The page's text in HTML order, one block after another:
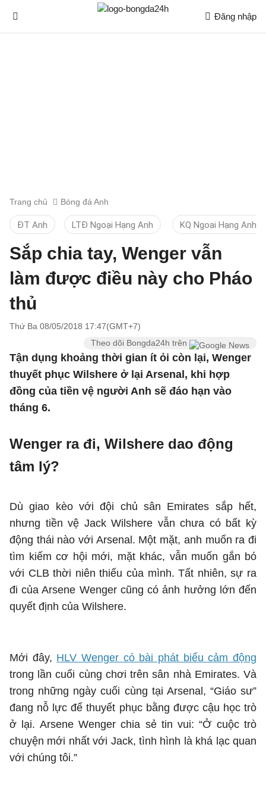
Đăng nhập
Trang chủ Bóng đá Anh
ĐT Anh LTĐ Ngoại Hạng Anh KQ Ngoại Hạng Anh
Sắp chia tay, Wenger vẫn
làm được điều này cho Pháo
thủ
Thứ Ba 08/05/2018 17:47(GMT+7)
Theo dõi Bongda24h trên
Tận dụng khoảng thời gian ít ỏi còn lại, Wenger
thuyết phục Wilshere ở lại Arsenal, khi hợp
đồng của tiền vệ người Anh sẽ đáo hạn vào
tháng 6.
Wenger ra đi, Wilshere dao động
tâm lý?
Dù giao kèo với đội chủ sân Emirates sắp hết,
nhưng tiền vệ Jack Wilshere vẫn chưa có bất kỳ
động thái nào với Arsenal. Một mặt, anh muốn ra đi
tìm kiếm cơ hội mới, mặt khác, vẫn muốn gắn bó
với CLB thời niên thiếu của mình. Tất nhiên, sự ra
đi của Arsene Wenger cũng có ảnh hưởng lớn đến
quyết định của Wilshere.
Mới đây, HLV Wenger có bài phát biểu cảm động
trong lần cuối cùng chơi trên sân nhà Emirates. Và
trong những ngày cuối cùng tại Arsenal, “Giáo sư”
đang nỗ lực để thuyết phục bằng được cậu học trò
ở lại. Arsene Wenger chia sẻ tin vui: “Ở cuộc trò
chuyện mới nhất với Jack, tình hình là khá lạc quan
với chúng tôi.”